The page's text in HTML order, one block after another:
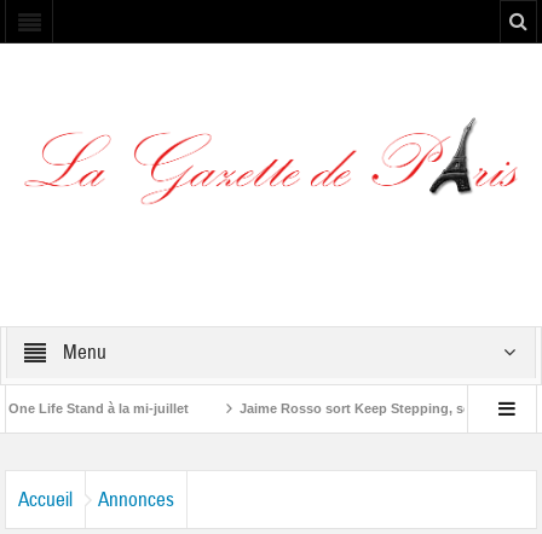
Menu
Stand à la mi-juillet Jaime Rosso sort Keep Stepping, son nouvel EP
Accueil Annonces